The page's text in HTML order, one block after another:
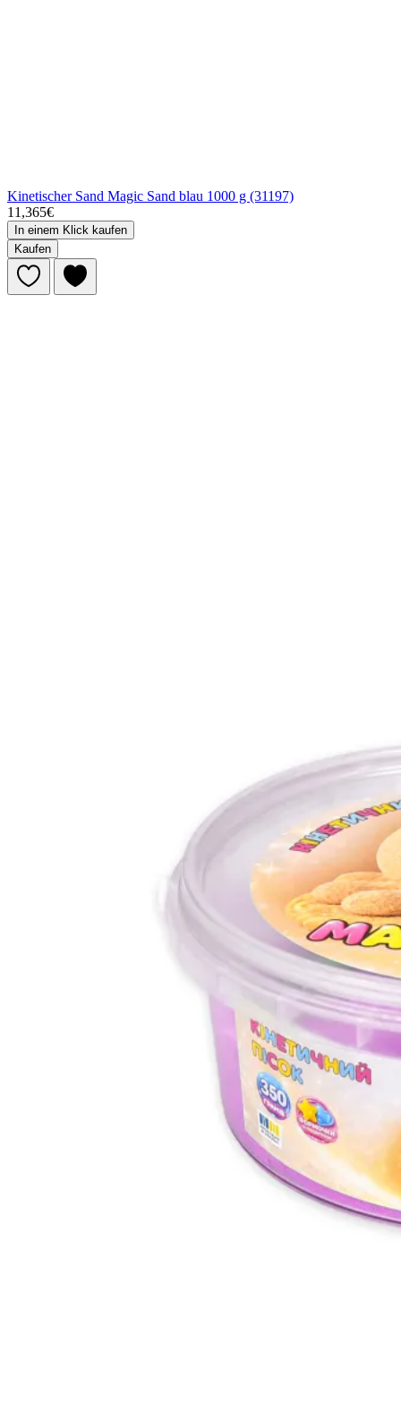
Kinetischer Sand Magic Sand blau 1000 g (31197)
11,365€
In einem Klick kaufen
Kaufen